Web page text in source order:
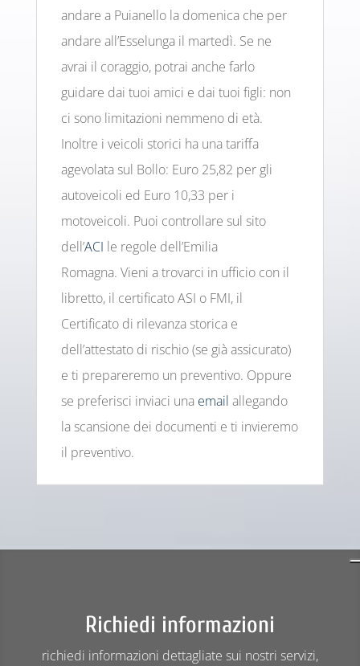
andare a Puianello la domenica che per
andare all’Esselunga il martedì. Se ne
avrai il coraggio, potrai anche farlo
guidare dai tuoi amici e dai tuoi figli: non
ci sono limitazioni nemmeno di età.
Inoltre i veicoli storici ha una tariffa
agevolata sul Bollo: Euro 25,82 per gli
autoveicoli ed Euro 10,33 per i
motoveicoli. Puoi controllare sul sito
dell’ACI le regole dell’Emilia
Romagna. Vieni a trovarci in ufficio con il
libretto, il certificato ASI o FMI, il
Certificato di rilevanza storica e
dell’attestato di rischio (se già assicurato)
e ti prepareremo un preventivo. Oppure
se preferisci inviaci una email allegando
la scansione dei documenti e ti invieremo
il preventivo.
Richiedi informazioni
richiedi informazioni dettagliate sui nostri servizi,